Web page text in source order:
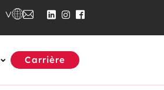
Carrière